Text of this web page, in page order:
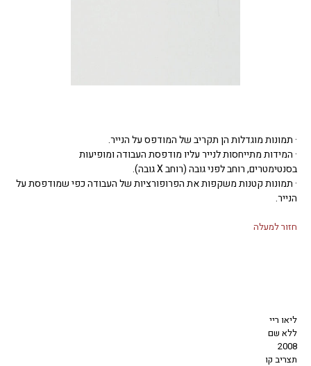
· תמונות מוגדלות הן תקריב של המודפס על הנייר.
· המידות מתייחסות לנייר עליו מודפסת העבודה ומופיעות
בסנטימטרים, רוחב לפני גובה (רוחב X גובה).
· תמונות קטנות משקפות את הפרופורציות של העבודה כפי שמודפסת על
הנייר.
חזור למעלה
ליאו ריי
ללא שם
2008
תצריב קו